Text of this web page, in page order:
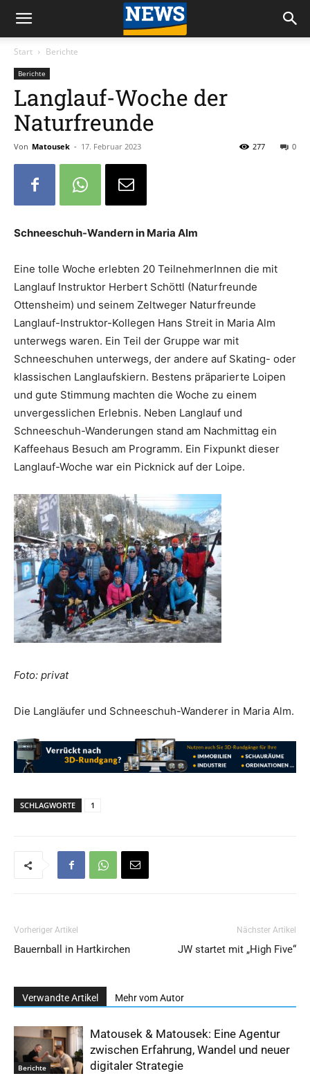
Start Berichte
Berichte
Langlauf-Woche der
Naturfreunde
Von Matousek - 17. Februar 2023 0
277
Schneeschuh-Wandern in Maria Alm
Eine tolle Woche erlebten 20 TeilnehmerInnen die mit
Langlauf Instruktor Herbert Schöttl (Naturfreunde
Ottensheim) und seinem Zeltweger Naturfreunde
Langlauf-Instruktor-Kollegen Hans Streit in Maria Alm
unterwegs waren. Ein Teil der Gruppe war mit
Schneeschuhen unterwegs, der andere auf Skating- oder
klassischen Langlaufskiern. Bestens präparierte Loipen
und gute Stimmung machten die Woche zu einem
unvergesslichen Erlebnis. Neben Langlauf und
Schneeschuh-Wanderungen stand am Nachmittag ein
Kaffeehaus Besuch am Programm. Ein Fixpunkt dieser
Langlauf-Woche war ein Picknick auf der Loipe.
Foto: privat
Die Langläufer und Schneeschuh-Wanderer in Maria Alm.
SCHLAGWORTE 1
Vorheriger Artikel
Bauernball in Hartkirchen
Nächster Artikel
JW startet mit „High Five“
Verwandte Artikel Mehr vom Autor
Berichte
Matousek & Matousek: Eine Agentur
zwischen Erfahrung, Wandel und neuer
digitaler Strategie